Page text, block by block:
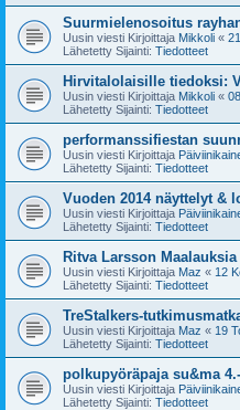
Suurmielenosoitus
Uusin viesti Kirjoittaja Mikkoli «
Lähetetty Sijainti: Tiedotteet
Hirvitalolaisille tiedoksi:
Uusin viesti Kirjoittaja Mikkoli «
Lähetetty Sijainti: Tiedotteet
performanssifiestan
Uusin viesti Kirjoittaja
Lähetetty Sijainti: Tiedotteet
Vuoden 2014 näyttelyt &
Uusin viesti Kirjoittaja
Lähetetty Sijainti: Tiedotteet
Ritva Larsson
Uusin viesti Kirjoittaja Maz « 12
Lähetetty Sijainti: Tiedotteet
TreStalkers-
Uusin viesti Kirjoittaja Maz « 19
Lähetetty Sijainti: Tiedotteet
polkupyöräpaja su&ma
Uusin viesti Kirjoittaja
Lähetetty Sijainti: Tiedotteet